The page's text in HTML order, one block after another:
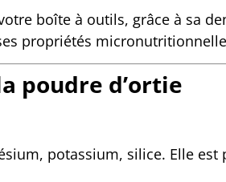
boîte à outils, grâce à sa
propriétés
poudre d’ortie
potassium, silice. Elle